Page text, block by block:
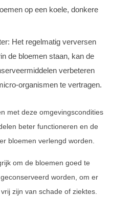
op een koele, donkere
Het regelmatig verversen
de bloemen staan, kan de
verbeteren
organismen te vertragen.
met deze omgevingscondities
beter functioneren en de
bloemen verlengd worden.
om de bloemen goed te
worden, om er
zijn van schade of ziektes.